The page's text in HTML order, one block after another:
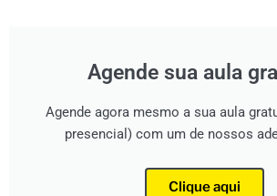
Agende sua aula
Agende agora mesmo a sua aula
presencial) com um de nossos
Clique aqui